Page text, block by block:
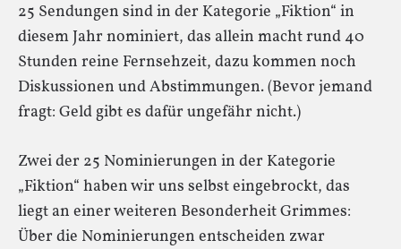
25 Sendungen sind in der Kategorie „Fiktion“ in
diesem Jahr nominiert, das allein macht rund 40
Stunden reine Fernsehzeit, dazu kommen noch
Diskussionen und Abstimmungen. (Bevor jemand
fragt: Geld gibt es dafür ungefähr nicht.)
Zwei der 25 Nominierungen in der Kategorie
„Fiktion“ haben wir uns selbst eingebrockt, das
liegt an einer weiteren Besonderheit Grimmes:
Über die Nominierungen entscheiden zwar